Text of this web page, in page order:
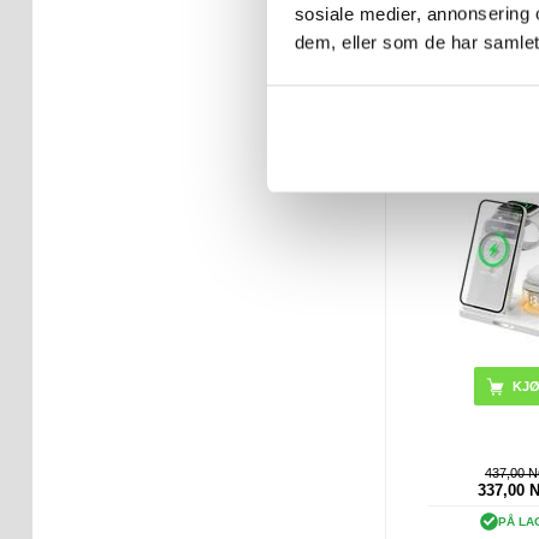
sosiale medier,
dem, eller som de har
PÅ
437,00
337,00
PÅ